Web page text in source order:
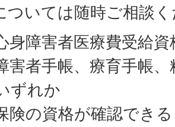
ついては随時ご相談
身障害者医療費受給
害者手帳、療育手帳
ずれか
険の資格が確認でき